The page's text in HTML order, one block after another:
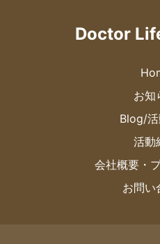
Doctor
お知
Blog/
活動
会社概要・
お問い